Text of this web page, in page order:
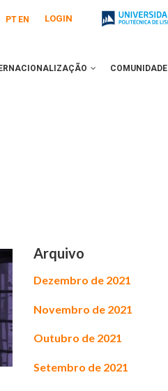
PT EN LOGIN
COMUNIDADE
Arquivo
Dezembro de 2021
Novembro de 2021
Outubro de 2021
Setembro de 2021